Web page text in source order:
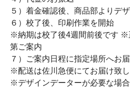
５）着金確認後、商品部よりデ
６）校了後、印刷作業を開始
※納期は校了後4週間前後です ※
第ご案内
７）ご案内日程に指定場所へお
※配送は佐川急便にてお届け致
※デザインデーターが必要な場